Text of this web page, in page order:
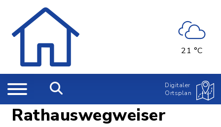
21 °C
Digitaler
Ortsplan
Rathauswegweiser